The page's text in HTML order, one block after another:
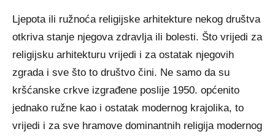
Ljepota ili ružnoća religijske arhitekture nekog društva
otkriva stanje njegova zdravlja ili bolesti. Što vrijedi za
religijsku arhitekturu vrijedi i za ostatak njegovih
zgrada i sve što to društvo čini. Ne samo da su
kršćanske crkve izgrađene poslije 1950. općenito
jednako ružne kao i ostatak modernog krajolika, to
vrijedi i za sve hramove dominantnih religija modernog